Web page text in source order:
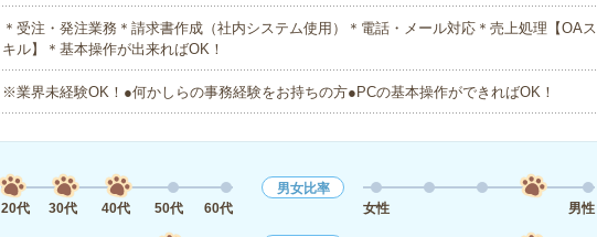
＊受注・発注業務＊請求書作成（社内システム使用）＊電話・メール対応＊売上処理【OAス
キル】＊基本操作が出来ればOK！
※業界未経験OK！●何かしらの事務経験をお持ちの方●PCの基本操作ができればOK！
20代
30代 40代 50代 60代
男女比率
女性
男性